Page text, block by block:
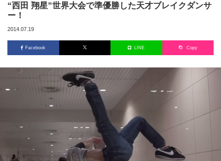
“西田 翔星”世界大会で準優勝した天才ブレイクダンサ
ー！
2014.07.19
Facebook LINE Copy